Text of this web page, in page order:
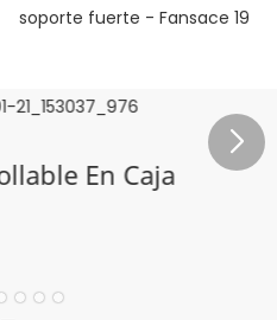
En Caja